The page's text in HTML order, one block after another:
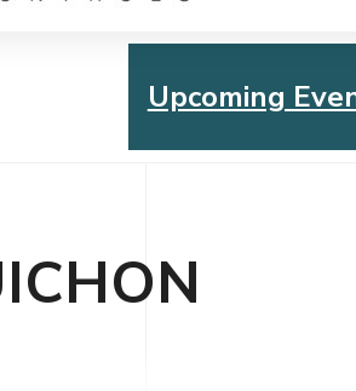
Upcoming
Chess Controls Golf